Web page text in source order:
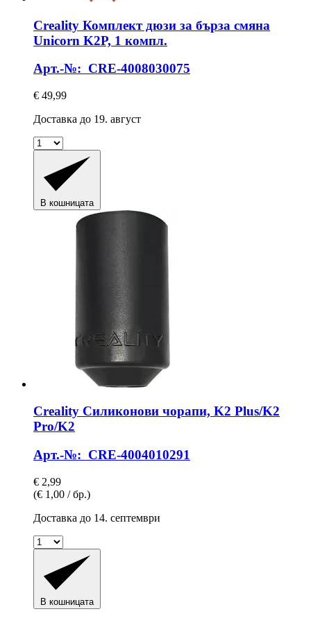
Creality Комплект дюзи за бърза смяна
Unicorn K2P, 1 компл.
Арт.-№: CRE-4008030075
€ 49,99
Доставка до 19. август
В кошницата
Creality Силиконови чорапи, K2 Plus/K2
Pro/K2
Арт.-№: CRE-4004010291
€ 2,99
(€ 1,00 / бр.)
Доставка до 14. септември
В кошницата